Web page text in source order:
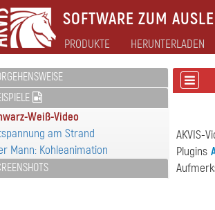
SOFTWARE ZUM
PRODUKTE HERUNTERLADEN
Weiß-Video
am Strand
Mann: Kohleanimation
AKVIS-
Plugins